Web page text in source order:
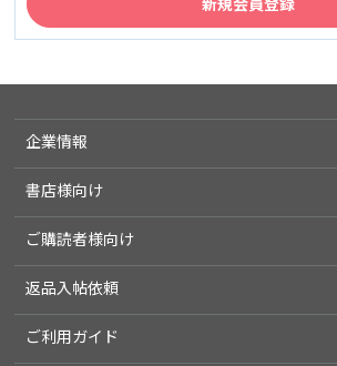
企業情報
書店様向け
ご購読者様向け
返品入帖依頼
ご利用ガイド